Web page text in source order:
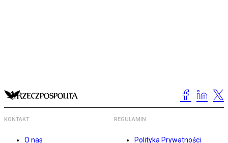
KONTAKT
O nas
REGULAMIN
Polityka Prywatności